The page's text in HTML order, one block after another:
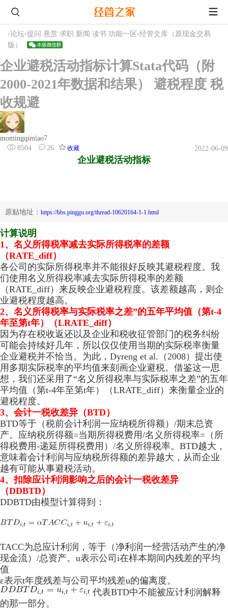
›论坛›提问 悬赏 求职 新闻 读书 功能一区 ›经管文库（原现金交易
版）
企业避税活动指标计算Stata代码（附
2000-2021年数据和结果） 避税程度 税
收规避
momingqimiao7
8504
26 收藏 2022-06-09
企业避税活动指标
原贴地址： https://bbs.pinggu.org/thread-10620164-1-1.html
计算说明
1、 名义所得税率减去实际所得税率的差额
（RATE_diff）
各公司的实际所得税率并不能很好反映其避税程度。我
们使用名义所得税率减去实际所得税率的差额
（RATE_diff）来反映企业避税程度。该差额越高，则企
业避税程度越高。
2、 名义所得税率与实际税率之差”的五年平均值（第t-4
年至第t年）（LRATE_diff）
因为存在税收返还以及企业和税收征管部门的税务纠纷
可能会持续好几年，所以仅仅使用当期的实际税率衡量
企业避税并不恰当。为此，Dyreng et al.（2008）提出使
用多期实际税率的平均值来刻画企业避税。借鉴这一思
想，我们还采用了“名义所得税率与实际税率之差”的五年
平均值（第t-4年至第t年）（LRATE_diff）来衡量企业的
避税程度。
3、会计一税收差异（BTD）
BTD等于（税前会计利润一应纳税所得额）/期末总资
产。应纳税所得额=当期所得税费用/名义所得税率=（所
得税费用-递延所得税费用）/名义所得税率。BTD越大，
意味着会计利润与应纳税所得额的差异越大，从而企业
越有可能从事避税活动。
4、扣除应计利润影响之后的会计一税收差异
（DDBTD）
DDBTD由模型计算得到：
TACC为总应计利润，等于（净利润一经营活动产生的净
现金流）/总资产。u表示公司i在样本期间内残差的平均
值
ε表示t年度残差与公司平均残差u的偏离度。
代表BTD中不能被应计利润解释
的那一部分。